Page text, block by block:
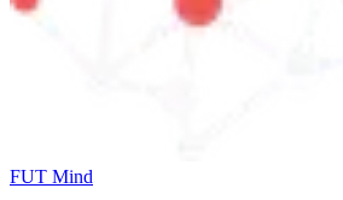
FUT Mind